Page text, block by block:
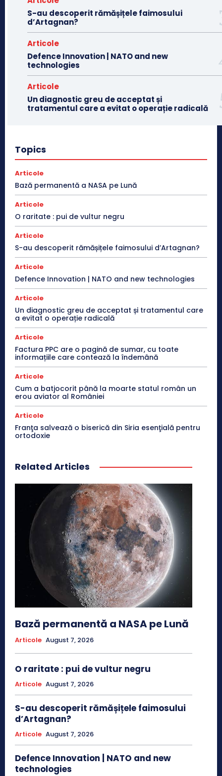
S-au descoperit rămășițele faimosului
d’Artagnan?
Articole
Defence Innovation | NATO and new
technologies
Articole
Un diagnostic greu de acceptat și
tratamentul care a evitat o operație radicală
Topics
Articole
Bază permanentă a NASA pe Lună
Articole
O raritate : pui de vultur negru
Articole
S-au descoperit rămășițele faimosului d’Artagnan?
Articole
Defence Innovation | NATO and new technologies
Articole
Un diagnostic greu de acceptat și tratamentul care
a evitat o operație radicală
Articole
Factura PPC are o pagină de sumar, cu toate
informațiile care contează la îndemână
Articole
Cum a batjocorit până la moarte statul român un
erou aviator al României
Articole
Franţa salvează o biserică din Siria esenţială pentru
ortodoxie
Related Articles
Bază permanentă a NASA pe Lună
Articole August 7, 2026
O raritate : pui de vultur negru
Articole August 7, 2026
S-au descoperit rămășițele faimosului
d’Artagnan?
Articole August 7, 2026
Defence Innovation | NATO and new
technologies